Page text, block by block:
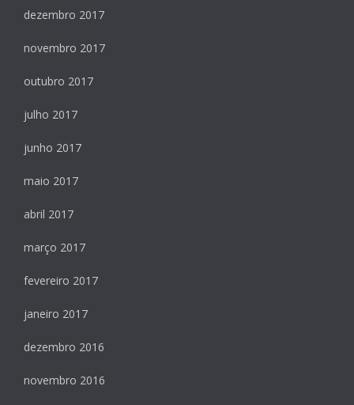
dezembro 2017
novembro 2017
outubro 2017
julho 2017
junho 2017
maio 2017
abril 2017
março 2017
fevereiro 2017
janeiro 2017
dezembro 2016
novembro 2016